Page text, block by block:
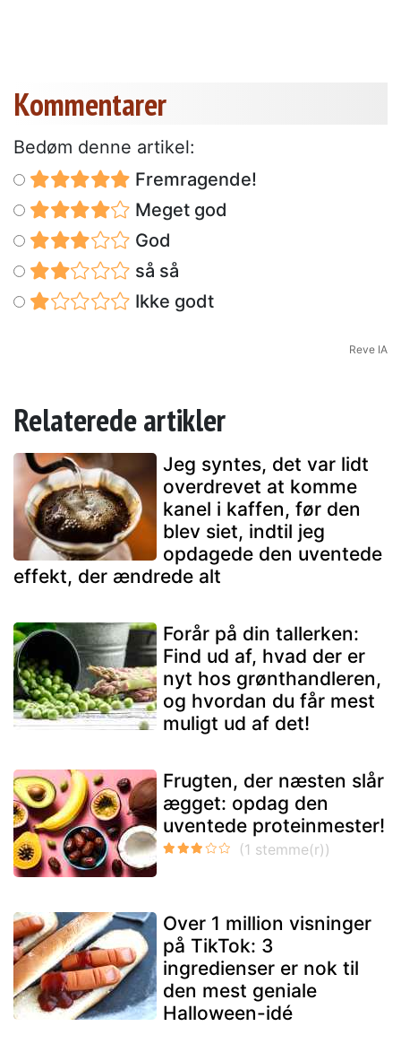
Kommentarer
Bedøm denne artikel:
Fremragende!
Meget god
God
så så
Ikke godt
Reve IA
Relaterede artikler
Jeg syntes, det var lidt
overdrevet at komme
kanel i kaffen, før den
blev siet, indtil jeg
opdagede den uventede
effekt, der ændrede alt
Forår på din tallerken:
Find ud af, hvad der er
nyt hos grønthandleren,
og hvordan du får mest
muligt ud af det!
Frugten, der næsten slår
ægget: opdag den
uventede proteinmester!
Over 1 million visninger
på TikTok: 3
ingredienser er nok til
den mest geniale
Halloween-idé